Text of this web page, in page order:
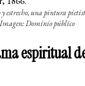
estrecho, una pintura
Dominio público
espiritual